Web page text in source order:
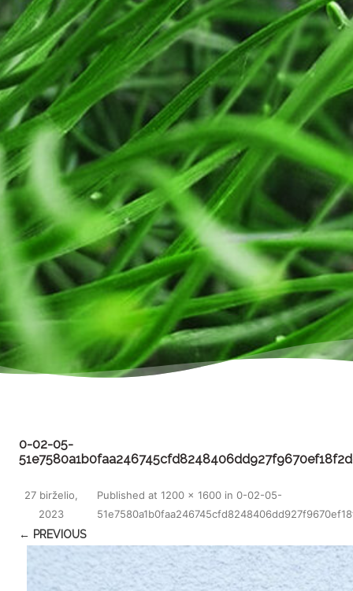
0-02-05-
Published
27 birželio,
2023
at 1200 × 1600 in 0-02-05-
← PREVIOUS